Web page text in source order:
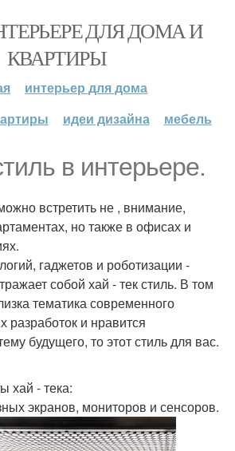
ДЛЯ ДОМА И
КВАРТИРЫ
интерьер для дома
идеи дизайна мебель
в интерьере.
встретить не , внимание,
но также в офисах и
гаджетов и роботизации -
собой хай - тек стиль. В том
тематика современного
разработок и нравится
будущего, то этот стиль для вас.
хай - тека:
экранов, мониторов и сенсоров.